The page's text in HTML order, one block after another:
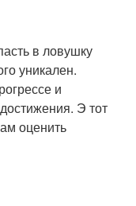
в ловушку
уникален.
и
Э тот
оценить